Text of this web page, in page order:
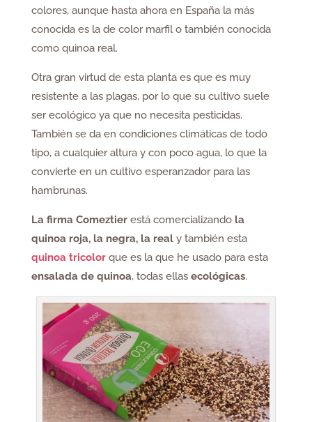
colores, aunque hasta ahora en España la más
conocida es la de color marfil o también conocida
como quinoa real.
Otra gran virtud de esta planta es que es muy
resistente a las plagas, por lo que su cultivo suele
ser ecológico ya que no necesita pesticidas.
También se da en condiciones climáticas de todo
tipo, a cualquier altura y con poco agua, lo que la
convierte en un cultivo esperanzador para las
hambrunas.
La firma Comeztierestá comercializandola
quinoa roja, la negra, la realy también esta
quinoa tricolor que es la que he usado para esta
ensalada de quinoa, todas ellas ecológicas.